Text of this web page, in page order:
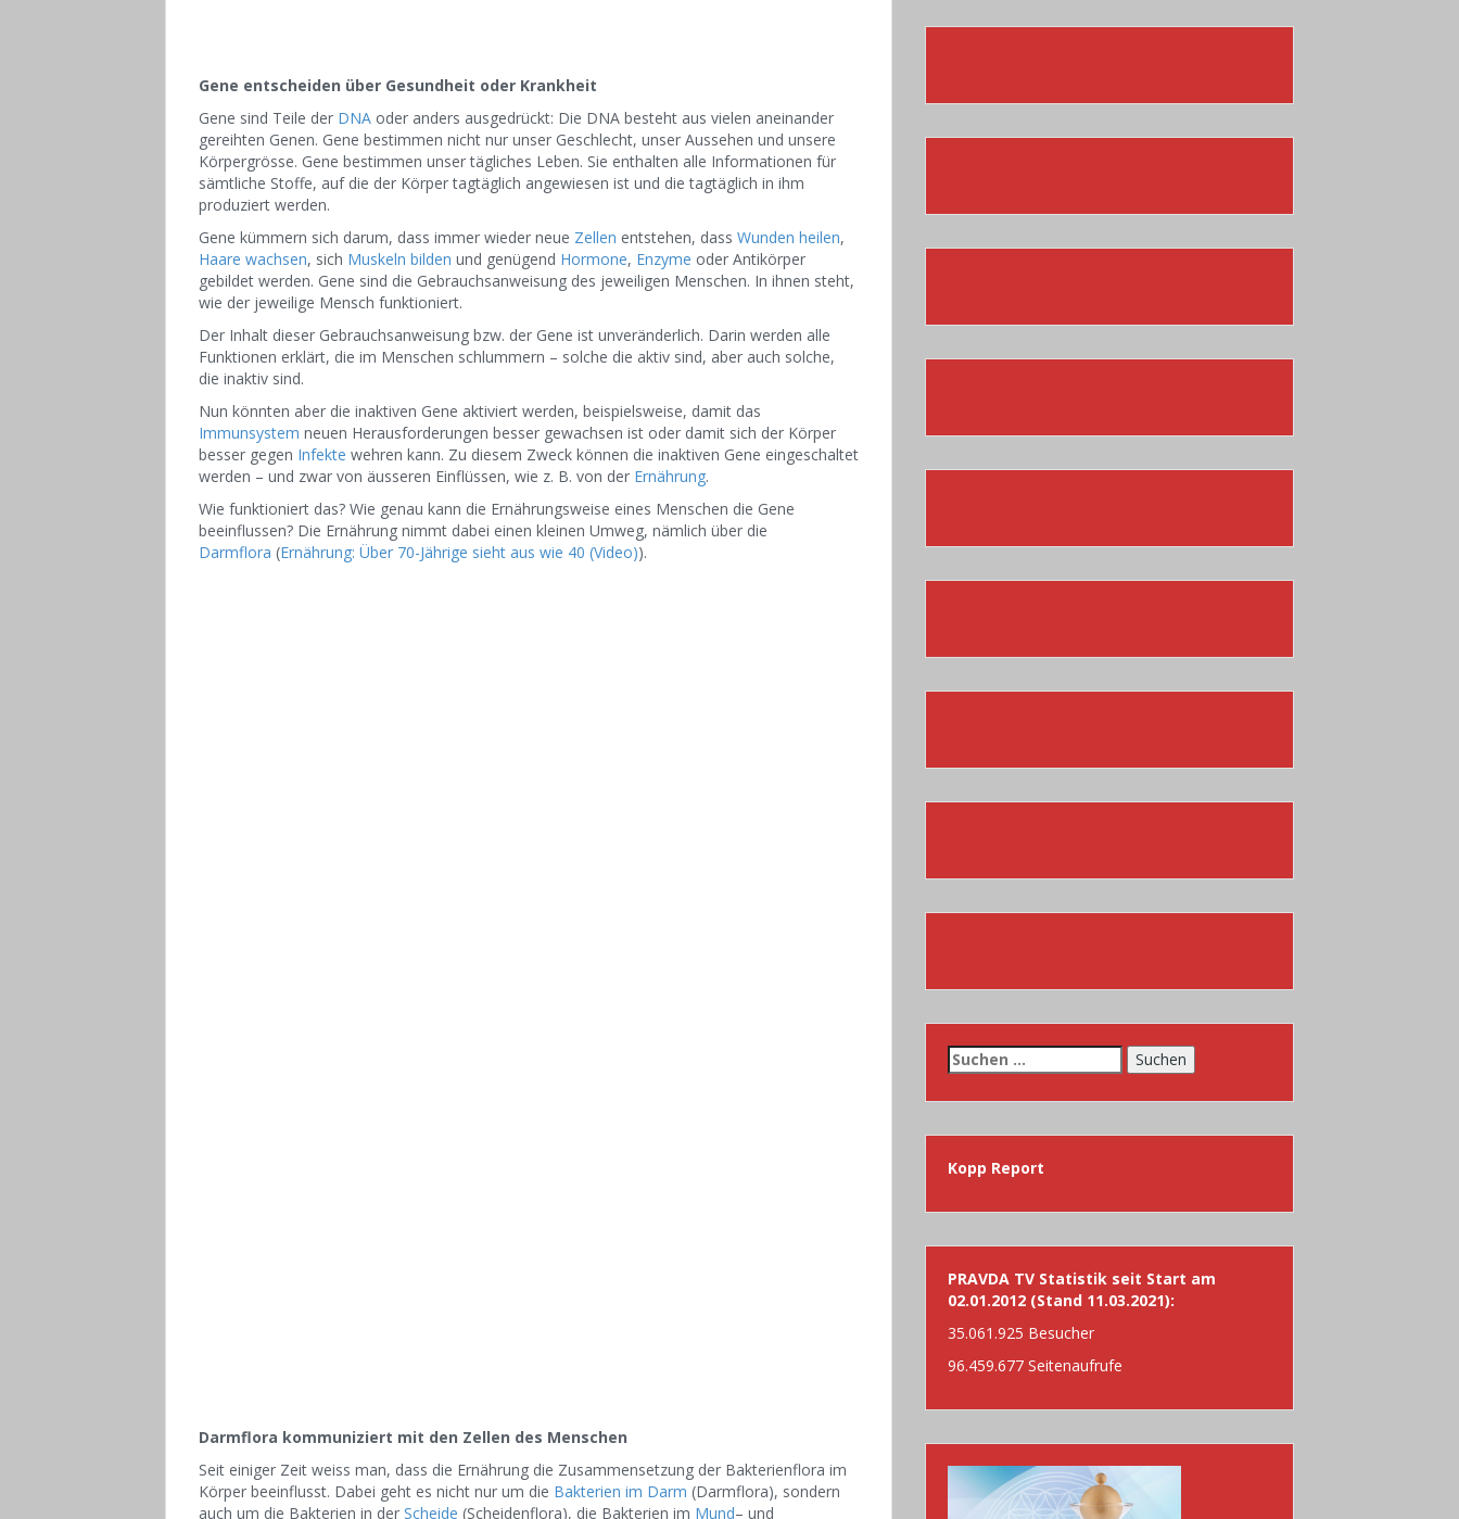
Gene entscheiden über Gesundheit oder Krankheit
Gene sind Teile der DNA oder anders ausgedrückt: Die DNA besteht aus vielen aneinander
gereihten Genen. Gene bestimmen nicht nur unser Geschlecht, unser Aussehen und unsere
Körpergrösse. Gene bestimmen unser tägliches Leben. Sie enthalten alle Informationen für
sämtliche Stoffe, auf die der Körper tagtäglich angewiesen ist und die tagtäglich in ihm
produziert werden.
Gene kümmern sich darum, dass immer wieder neue Zellen entstehen, dass Wunden heilen,
Haare wachsen, sich Muskeln bilden und genügend Hormone, Enzyme oder Antikörper
gebildet werden. Gene sind die Gebrauchsanweisung des jeweiligen Menschen. In ihnen steht,
wie der jeweilige Mensch funktioniert.
Der Inhalt dieser Gebrauchsanweisung bzw. der Gene ist unveränderlich. Darin werden alle
Funktionen erklärt, die im Menschen schlummern – solche die aktiv sind, aber auch solche,
die inaktiv sind.
Nun könnten aber die inaktiven Gene aktiviert werden, beispielsweise, damit das
Immunsystem neuen Herausforderungen besser gewachsen ist oder damit sich der Körper
besser gegen Infekte wehren kann. Zu diesem Zweck können die inaktiven Gene eingeschaltet
werden – und zwar von äusseren Einflüssen, wie z. B. von der Ernährung.
Wie funktioniert das? Wie genau kann die Ernährungsweise eines Menschen die Gene
beeinflussen? Die Ernährung nimmt dabei einen kleinen Umweg, nämlich über die
Darmflora (Ernährung: Über 70-Jährige sieht aus wie 40 (Video)).
Darmflora kommuniziert mit den Zellen des Menschen
Seit einiger Zeit weiss man, dass die Ernährung die Zusammensetzung der Bakterienflora im
Körper beeinflusst. Dabei geht es nicht nur um die Bakterien im Darm (Darmflora), sondern
auch um die Bakterien in der Scheide (Scheidenflora), die Bakterien im Mund– und
Suchen
nach:
Kopp Report
PRAVDA TV Statistik seit Start am
02.01.2012 (Stand 11.03.2021):
35.061.925 Besucher
96.459.677 Seitenaufrufe